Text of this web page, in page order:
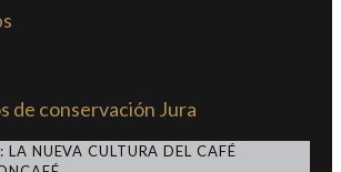
de conservación Jura
LA NUEVA CULTURA DEL CAFÉ